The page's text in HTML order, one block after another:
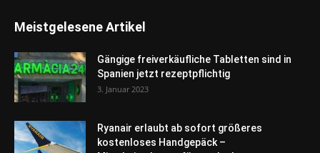
Meistgelesene Artikel
Gängige freiverkäufliche Tabletten sind in
Spanien jetzt rezeptpflichtig
3. Januar 2023
Ryanair erlaubt ab sofort größeres
kostenloses Handgepäck –